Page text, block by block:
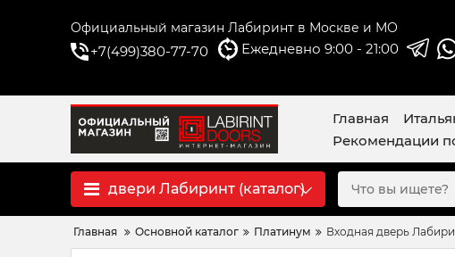
Официальный магазин Лабиринт в Москве и МО
+7(499)380-77-70 Ежедневно 9:00 - 21:00
Главная
Рекомендации
двери Лабиринт (каталог)
Главная Основной каталог Платинум Входная дверь